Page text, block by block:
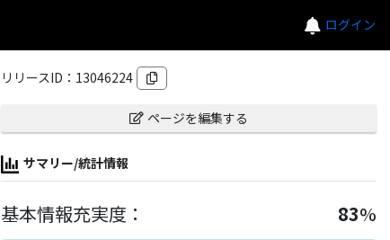
ログイン
リリースID： 13046224
ページを編集する
サマリー/統計情報
基本情報充実度： 83%